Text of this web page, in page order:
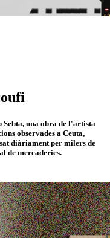
una obra de l'artista
observades a Ceuta,
diàriament per milers de
de mercaderies.